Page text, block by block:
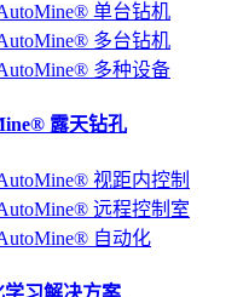
单台钻机
多台钻机
多种设备
露天钻孔
视距内控制
远程控制室
自动化
学习解决方案